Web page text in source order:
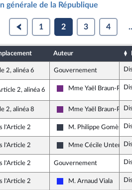
générale de la République
1 2 3 4
Auteur
2, alinéa 6 Gouvernement
amendement de
2, alinéa 6 La République en Marche
Mme Yaël Braun-Pivet
2, alinéa 8
La République en Marche
Mme Yaël Braun-Pivet
l'Article 2
Les Constructifs :
M. Philippe Gomès
l'Article 2
Nouvelle Gauche
Mme Cécile
l'Article 2 Gouvernement
l'Article 2
Les Républicains
M. Arnaud Viala